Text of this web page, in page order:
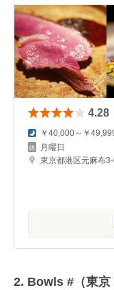
4.28
￥40,000～￥
月曜日
東京都港区元麻布
2. Bowls #（東京